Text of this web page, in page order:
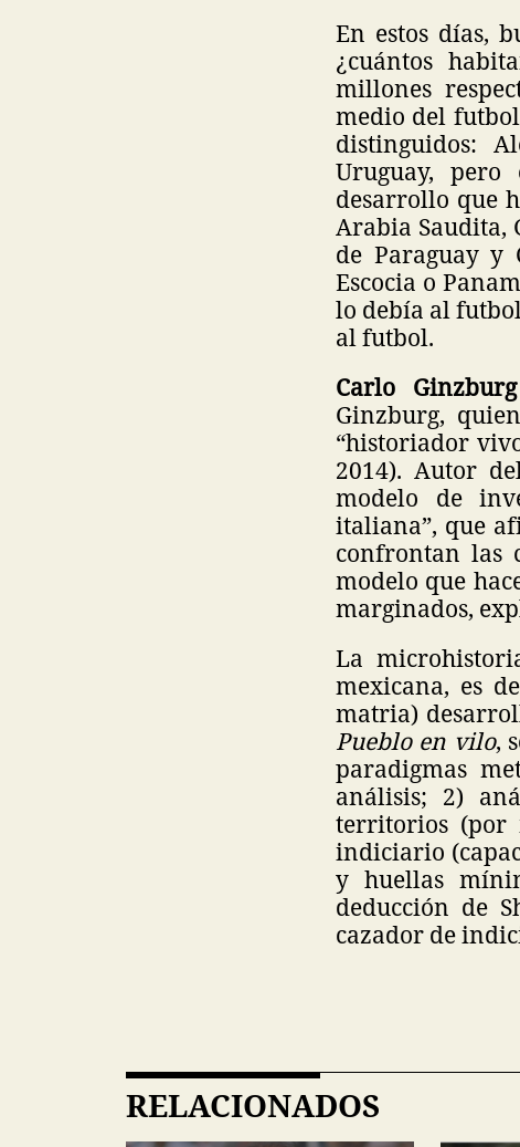
En estos días,
¿cuántos
millones
medio del
distinguidos:
Uruguay,
desarrollo que
Arabia Saudita,
de Paraguay y
Escocia o
lo debía al
al futbol.
Carlo
Ginzburg,
“historiador
2014). Autor
modelo de
italiana”, que
confrontan las
modelo que
marginados,
La
mexicana, es
matria)
Pueblo en vilo,
paradigmas
análisis; 2)
territorios (por
indiciario
y huellas
deducción de
cazador de
RELACIONADOS